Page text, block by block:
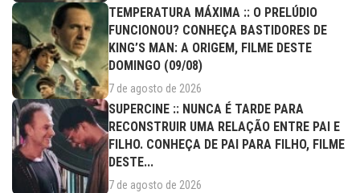
TEMPERATURA MÁXIMA :: O PRELÚDIO
FUNCIONOU? CONHEÇA BASTIDORES DE
KING’S MAN: A ORIGEM, FILME DESTE
DOMINGO (09/08)
7 de agosto de 2026
SUPERCINE :: NUNCA É TARDE PARA
RECONSTRUIR UMA RELAÇÃO ENTRE PAI E
FILHO. CONHEÇA DE PAI PARA FILHO, FILME
DESTE...
7 de agosto de 2026